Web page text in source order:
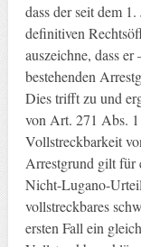
dass der seit dem
definitiven
auszeichne, dass
bestehenden
Dies trifft zu und
von Art. 271 Abs.
Vollstreckbarkeit
Arrestgrund gilt für
Nicht-Lugano-
vollstreckbares
ersten Fall ein